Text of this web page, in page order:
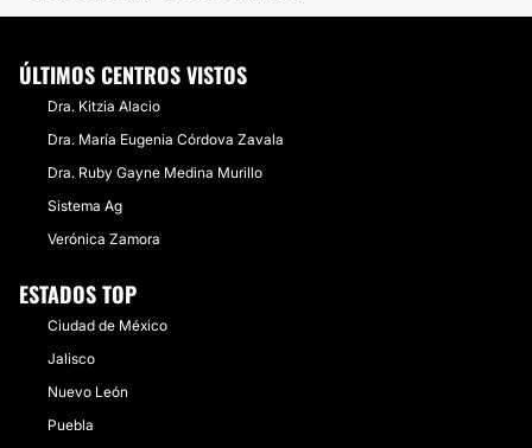
ÚLTIMOS CENTROS VISTOS
Dra. Kitzia Alacio
Dra. María Eugenia Córdova Zavala
Dra. Ruby Gayne Medina Murillo
Sistema Ag
Verónica Zamora
ESTADOS TOP
Ciudad de México
Jalisco
Nuevo León
Puebla